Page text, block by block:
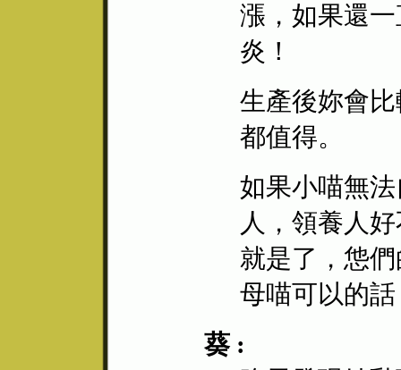
漲，如果還
炎！
生產後妳會
都值得。
如果小喵無
人，領養人
就是了，怹
母喵可以的
葵 :